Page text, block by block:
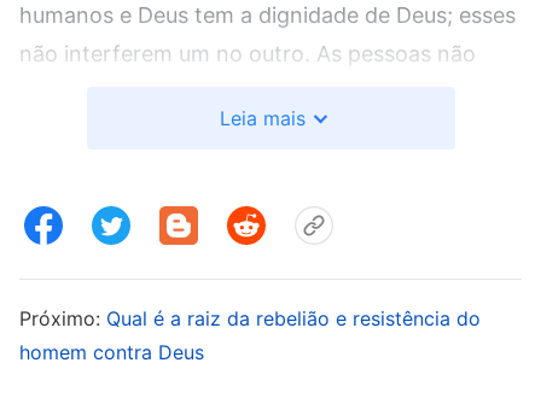
humanos e Deus tem a dignidade de Deus; esses
não interferem um no outro. As pessoas não
não podem tolerar o ser de Deus um pouco mais
um deveria ter tolerância para com o outro; tudo
não estaria resolvido então? Alguma estranheza
ainda existiria? Se alguém não pode tolerar uma
questão tão trivial, então como pode até mesmo
dizer algo como: “O coração de um primeiro-
Leia mais
Próximo: Qual é a raiz da rebelião e resistência do
homem contra Deus